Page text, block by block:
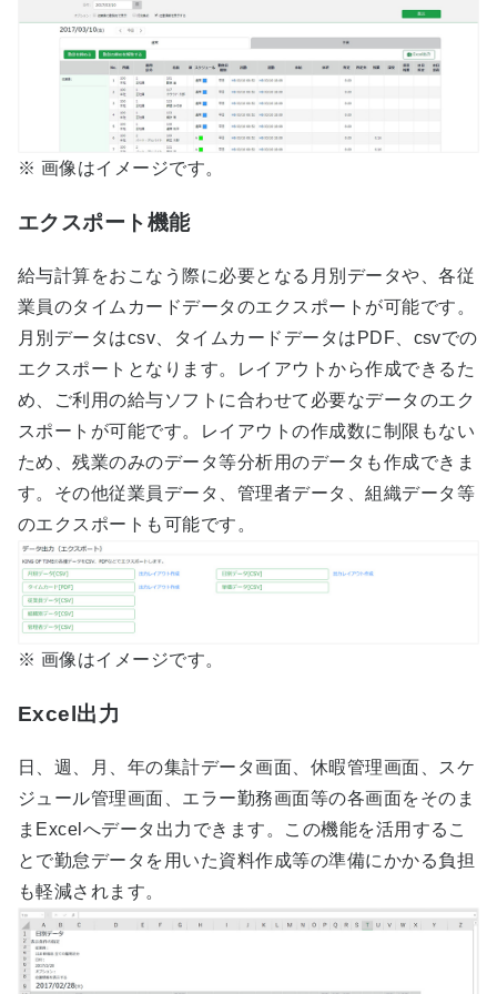
※ 画像はイメージです。
エクスポート機能
給与計算をおこなう際に必要となる月別データや、各従
業員のタイムカードデータのエクスポートが可能です。
月別データはcsv、タイムカードデータはPDF、csvでの
エクスポートとなります。レイアウトから作成できるた
め、ご利用の給与ソフトに合わせて必要なデータのエク
スポートが可能です。レイアウトの作成数に制限もない
ため、残業のみのデータ等分析用のデータも作成できま
す。その他従業員データ、管理者データ、組織データ等
のエクスポートも可能です。
※ 画像はイメージです。
Excel出力
日、週、月、年の集計データ画面、休暇管理画面、スケ
ジュール管理画面、エラー勤務画面等の各画面をそのま
まExcelへデータ出力できます。この機能を活用するこ
とで勤怠データを用いた資料作成等の準備にかかる負担
も軽減されます。